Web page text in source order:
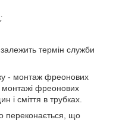
термін служби
- монтаж фреонових
монтажі фреонових
і сміття в трубках.
переконається, що